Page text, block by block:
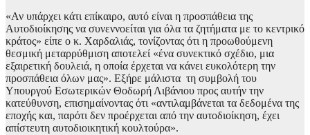
«Αν υπάρχει κάτι επίκαιρο, αυτό είναι η προσπάθεια της
Αυτοδιοίκησης να συνεννοείται για όλα τα ζητήματα με το κεντρικό
κράτος» είπε ο κ. Χαρδαλιάς, τονίζοντας ότι η προωθούμενη
θεσμική μεταρρύθμιση αποτελεί «ένα συνεκτικό σχέδιο, μια
εξαιρετική δουλειά, η οποία έρχεται να κάνει ευκολότερη την
προσπάθεια όλων μας». Εξήρε μάλιστα τη συμβολή του
Υπουργού Εσωτερικών Θοδωρή Λιβάνιου προς αυτήν την
κατεύθυνση, επισημαίνοντας ότι «αντιλαμβάνεται τα δεδομένα της
εποχής και, παρότι δεν προέρχεται από την αυτοδιοίκηση, έχει
απίστευτη αυτοδιοικητική κουλτούρα».